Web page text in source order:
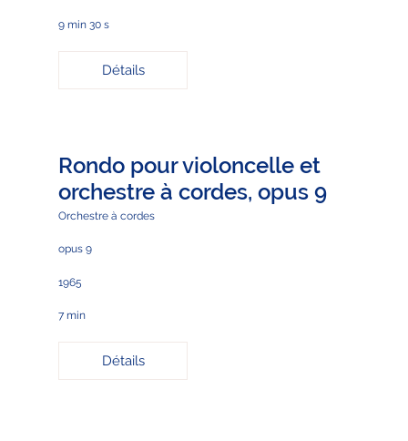
9 min 30 s
Détails
Rondo pour violoncelle et
orchestre à cordes, opus 9
Orchestre à cordes
opus 9
1965
7 min
Détails